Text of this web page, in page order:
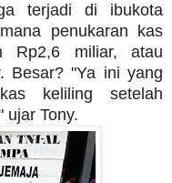
terjadi di ibukota
penukaran kas
Rp2,6 miliar, atau
Besar? "Ya ini yang
keliling setelah
ujar Tony.